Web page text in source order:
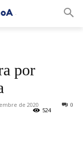
por
de 2020 0
524